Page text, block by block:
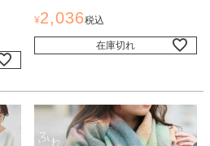
¥2,036税込
在庫切れ